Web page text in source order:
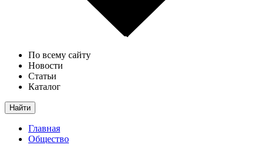
По всему сайту
Новости
Статьи
Каталог
Найти
Главная
Общество